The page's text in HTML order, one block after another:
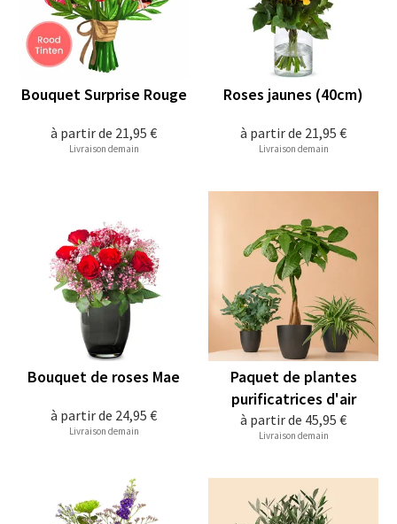
à partir de 21,95 €
Bouquet Surprise Rouge
Livraison demain
à partir de 21,95 €
Roses jaunes (40cm)
Livraison demain
à partir de 24,95 €
Bouquet de roses Mae
Livraison demain
à partir de 45,95 €
Paquet de plantes
purificatrices d'air
Livraison demain